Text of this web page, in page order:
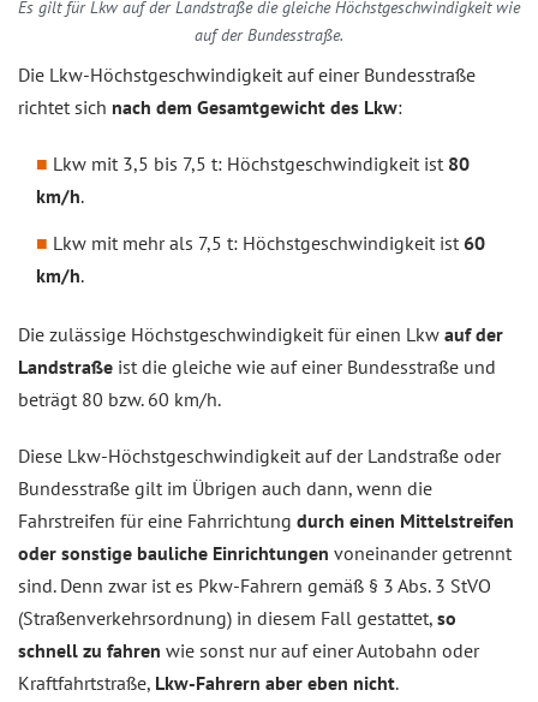
Es gilt für Lkw auf der Landstraße die gleiche Höchstgeschwindigkeit wie
auf der Bundesstraße.
Die Lkw-Höchstgeschwindigkeit auf einer Bundesstraße
richtet sich nach dem Gesamtgewicht des Lkw:
Lkw mit 3,5 bis 7,5 t: Höchstgeschwindigkeit ist 80
km/h.
Lkw mit mehr als 7,5 t: Höchstgeschwindigkeit ist 60
km/h.
Die zulässige Höchstgeschwindigkeit für einen Lkw auf der
Landstraße ist die gleiche wie auf einer Bundesstraße und
beträgt 80 bzw. 60 km/h.
Diese Lkw-Höchstgeschwindigkeit auf der Landstraße oder
Bundesstraße gilt im Übrigen auch dann, wenn die
Fahrstreifen für eine Fahrrichtung durch einen Mittelstreifen
oder sonstige bauliche Einrichtungen voneinander getrennt
sind. Denn zwar ist es Pkw-Fahrern gemäß § 3 Abs. 3 StVO
(Straßenverkehrsordnung) in diesem Fall gestattet, so
schnell zu fahren wie sonst nur auf einer Autobahn oder
Kraftfahrtstraße, Lkw-Fahrern aber eben nicht.